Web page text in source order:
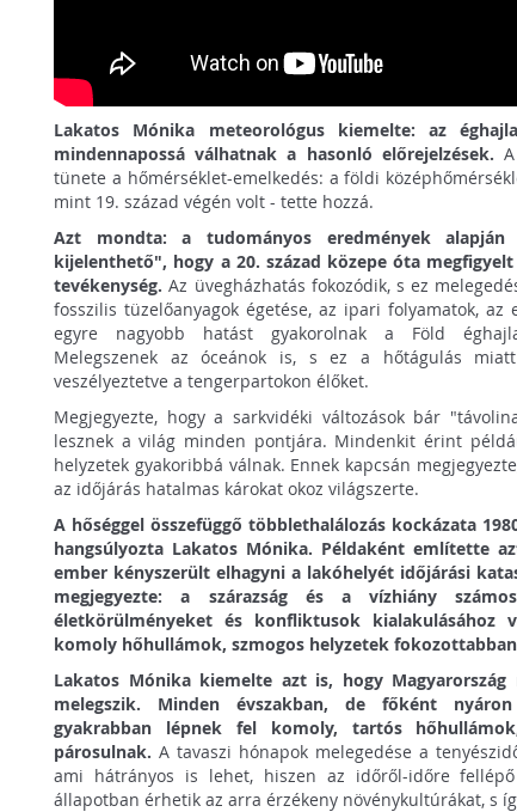
Lakatos Mónika meteorológus kiemelte: az
mindennapossá válhatnak a hasonló előrejelzések.
tünete a hőmérséklet-emelkedés: a földi
mint 19. század végén volt - tette hozzá.
Azt mondta: a tudományos eredmények alapján
kijelenthető", hogy a 20. század közepe óta
tevékenység. Az üvegházhatás fokozódik, s ez
fosszilis tüzelőanyagok égetése, az ipari folyamatok, az
egyre nagyobb hatást gyakorolnak a Föld
Melegszenek az óceánok is, s ez a hőtágulás
veszélyeztetve a tengerpartokon élőket.
Megjegyezte, hogy a sarkvidéki változások bár
lesznek a világ minden pontjára. Mindenkit érint
helyzetek gyakoribbá válnak. Ennek kapcsán
az időjárás hatalmas károkat okoz világszerte.
A hőséggel összefüggő többlethalálozás kockázata
hangsúlyozta Lakatos Mónika. Példaként említette
ember kényszerült elhagyni a lakóhelyét időjárási
megjegyezte: a szárazság és a vízhiány
életkörülményeket és konfliktusok kialakulásához
komoly hőhullámok, szmogos helyzetek
Lakatos Mónika kiemelte azt is, hogy
melegszik. Minden évszakban, de főként
gyakrabban lépnek fel komoly, tartós
párosulnak. A tavaszi hónapok melegedése a
ami hátrányos is lehet, hiszen az időről-időre
állapotban érhetik az arra érzékeny növénykultúrákat, s